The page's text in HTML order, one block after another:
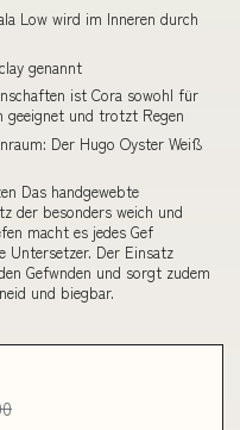
Low wird im Inneren durch
genannt
ist Cora sowohl für
geeignet und trotzt Regen
Der Hugo Oyster Weiß
Das handgewebte
der besonders weich und
macht es jedes Gef
Untersetzer. Der Einsatz
Gefwnden und sorgt zudem
und biegbar.